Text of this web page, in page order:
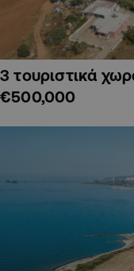
3 τουριστικά
€500,000